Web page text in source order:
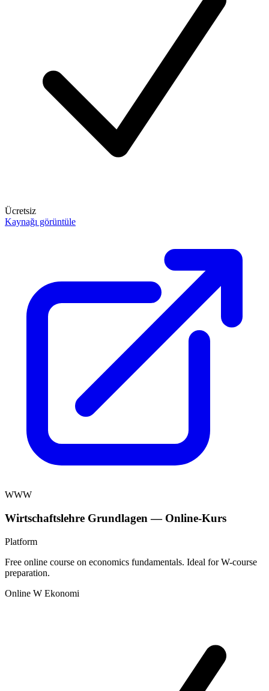
Ücretsiz
Kaynağı görüntüle
WWW
Wirtschaftslehre Grundlagen — Online-Kurs
Platform
Free online course on economics fundamentals. Ideal for W-course
preparation.
Online W Ekonomi